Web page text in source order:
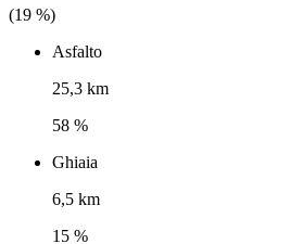
(19 %)
Asfalto
25,3 km
58 %
Ghiaia
6,5 km
15 %